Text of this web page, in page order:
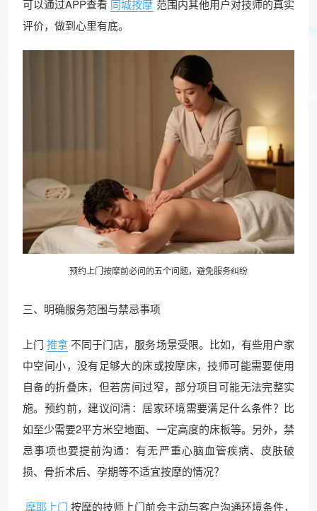
可以通过APP查看 同城按摩 范围内其他用户对技师的真实
评价，做到心里有底。
预约上门按摩前必问的五个问题，避免服务纠纷
三、明确服务范围与禁忌事项
上门 推拿不同于门店，服务场景受限。比如，有些用户家
中空间小，没有足够大的床或按摩床，技师可能需要使用
自备的折叠床，但若房间过窄，部分项目可能无法完整实
施。预约前，建议问清：居家环境需要满足什么条件？比
如至少需要2平方米空地面、一定高度的床板等。另外，禁
忌事项也要提前沟通：有无严重心脑血管疾病、皮肤破
损、骨折术后、孕期等不适宜按摩的情况？
摩耶上门 按摩的技师上门前会主动与客户沟通环境条件，